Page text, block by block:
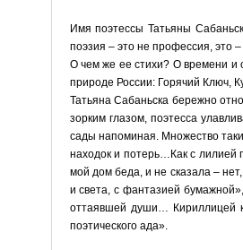
Имя поэтессы Татьяны
поэзия – это не профессия, это
О чем же ее стихи? О времени и
природе России: Горячий Ключ,
Татьяна Сабаньска бережно
зорким глазом, поэтесса
сады напоминая. Множество
находок и потерь…Как с лилией
мой дом беда, и не сказала –
и света, с фантазией
оттаявшей души… Кириллицей
поэтического ада».